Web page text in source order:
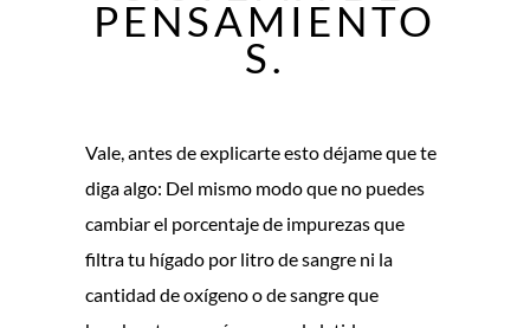
PENSAMIENTO
S.
Vale, antes de explicarte esto déjame que te
diga algo: Del mismo modo que no puedes
cambiar el porcentaje de impurezas que
filtra tu hígado por litro de sangre ni la
cantidad de oxígeno o de sangre que